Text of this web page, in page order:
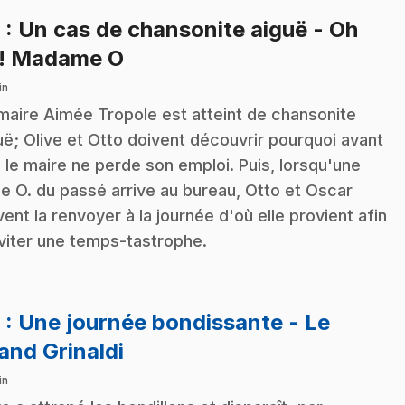
: Un cas de chansonite aiguë - Oh
Madame O
Aimée Tropole est atteint de chansonite
Olive et Otto doivent découvrir pourquoi avant
le maire ne perde son emploi. Puis, lorsqu'une
O. du passé arrive au bureau, Otto et Oscar
la renvoyer à la journée d'où elle provient afin
une temps-tastrophe.
: Une journée bondissante - Le
Grinaldi